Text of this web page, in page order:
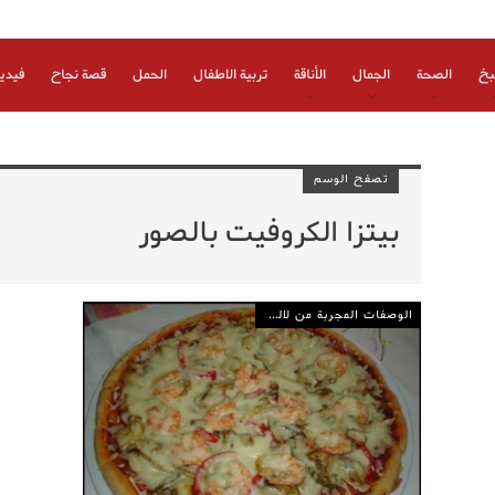
الصحة الجمال الأناقة تربية الاطفال الحمل قصة نجاح
تصفح الوسم
بيتزا الكروفيت بالصور
الوصفات المجربة من لالة مولاتي